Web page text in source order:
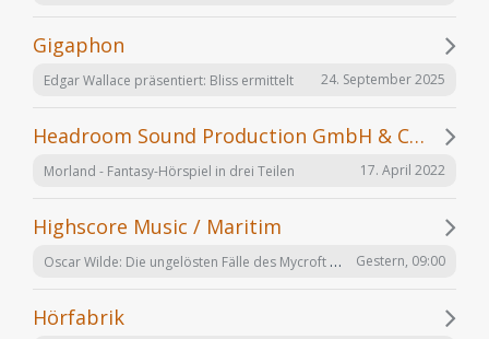
Gigaphon
Edgar Wallace präsentiert: Bliss ermittelt 24. September 2025
Headroom Sound Production GmbH & Co. KG
Morland - Fantasy-Hörspiel in drei Teilen 17. April 2022
Highscore Music / Maritim
Oscar Wilde: Die ungelösten Fälle des Mycroft Holmes Gestern, 09:00
Hörfabrik